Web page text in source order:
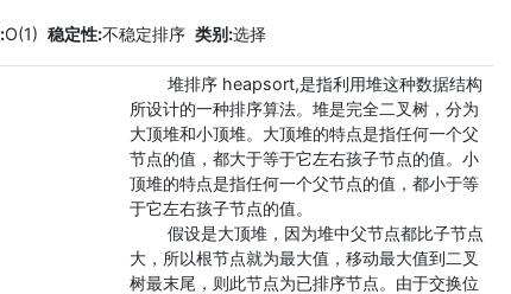
O(1) 稳定性:不稳定排序 类别:选择
堆排序 heapsort,是指利用堆这种数据结构
所设计的一种排序算法。堆是完全二叉树，分为
大顶堆和小顶堆。大顶堆的特点是指任何一个父
节点的值，都大于等于它左右孩子节点的值。小
顶堆的特点是指任何一个父节点的值，都小于等
于它左右孩子节点的值。
假设是大顶堆，因为堆中父节点都比子节点
大，所以根节点就为最大值，移动最大值到二叉
树最末尾，则此节点为已排序节点。由于交换位